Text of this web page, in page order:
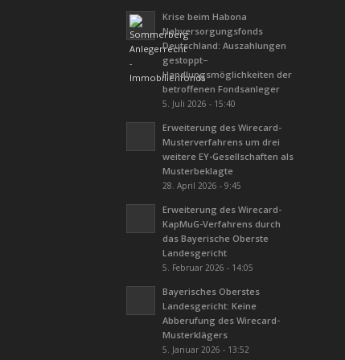
Krise beim Habona
Nahversorgungsfonds
Deutschland: Auszahlungen
gestoppt–
Handlungsmöglichkeiten der
betroffenen Fondsanleger
5. Juli 2026 - 15:40
Erweiterung des Wirecard-
Musterverfahrens um drei
weitere EY-Gesellschaften als
Musterbeklagte
28. April 2026 - 9:45
Erweiterung des Wirecard-
KapMuG-Verfahrens durch
das Bayerische Oberste
Landesgericht
5. Februar 2026 - 14:05
Bayerisches Oberstes
Landesgericht: Keine
Abberufung des Wirecard-
Musterklägers
5. Januar 2026 - 13:52